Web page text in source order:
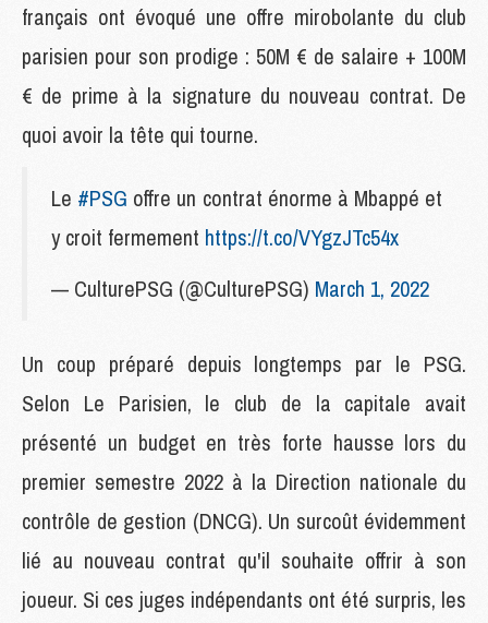
français ont évoqué une offre mirobolante du club
parisien pour son prodige : 50M € de salaire + 100M
€ de prime à la signature du nouveau contrat. De
quoi avoir la tête qui tourne.
Le #PSG offre un contrat énorme à Mbappé et
y croit fermement https://t.co/VYgzJTc54x
— CulturePSG (@CulturePSG) March 1, 2022
Un coup préparé depuis longtemps par le PSG.
Selon Le Parisien, le club de la capitale avait
présenté un budget en très forte hausse lors du
premier semestre 2022 à la Direction nationale du
contrôle de gestion (DNCG). Un surcoût évidemment
lié au nouveau contrat qu'il souhaite offrir à son
joueur. Si ces juges indépendants ont été surpris, les